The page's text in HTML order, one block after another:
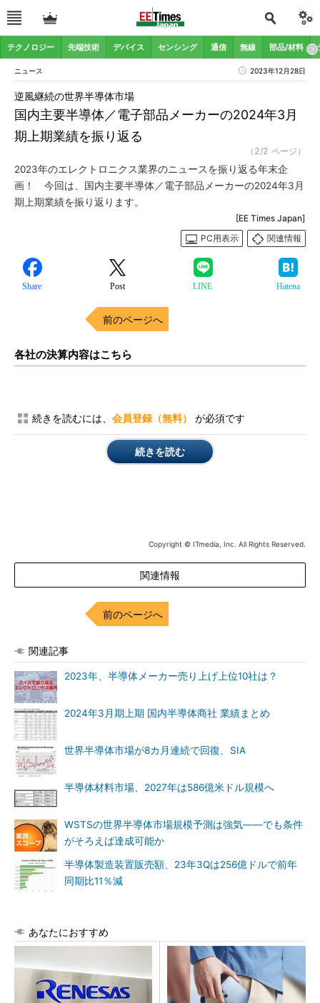
テクノロジー 先端技術 デバイス センシング 通信 無線 部品/材料
ニュース 2023年12月28日
国内主要半導体／電子部品メーカーの2024年3月
期上期業績を振り返る
逆風継続の世界半導体市場
（2/2 ページ）
2023年のエレクトロニクス業界のニュースを振り返る年末企
画！ 今回は、国内主要半導体／電子部品メーカーの2024年3月
期上期業績を振り返ります。
[EE Times Japan]
PC用表示
関連情報
Share Post LINE Hatena
前のページへ
各社の決算内容はこちら
続きを読むには、 会員登録（無料） が必須です
続きを読む
Copyright © ITmedia, Inc. All Rights Reserved.
関連情報
前のページへ
関連記事
2023年、半導体メーカー売り上げ上位10社は？
2024年3月期上期 国内半導体商社 業績まとめ
世界半導体市場が8カ月連続で回復、SIA
半導体材料市場、2027年は586億米ドル規模へ
WSTSの世界半導体市場規模予測は強気――でも条件
がそろえば達成可能か
半導体製造装置販売額、23年3Qは256億ドルで前年
同期比11％減
あなたにおすすめ